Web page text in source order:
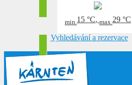
min.15 °C, max.29 °C
Vyhledávání a rezervace